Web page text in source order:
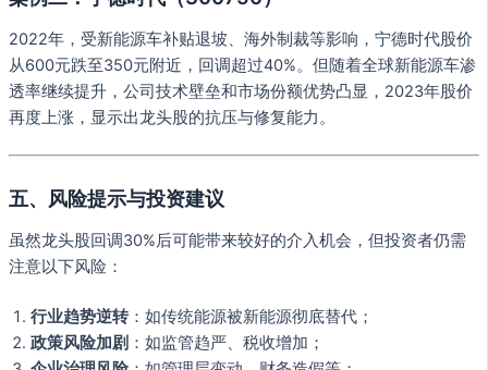
2022年，受新能源车补贴退坡、海外制裁等影响，宁德时代股价
从600元跌至350元附近，回调超过40%。但随着全球新能源车渗
透率继续提升，公司技术壁垒和市场份额优势凸显，2023年股价
再度上涨，显示出龙头股的抗压与修复能力。
五、风险提示与投资建议
虽然龙头股回调30%后可能带来较好的介入机会，但投资者仍需
注意以下风险：
行业趋势逆转：如传统能源被新能源彻底替代；
政策风险加剧 ：如监管趋严、税收增加；